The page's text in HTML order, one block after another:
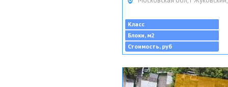
Класс
Блоки, м2
Стоимость, руб